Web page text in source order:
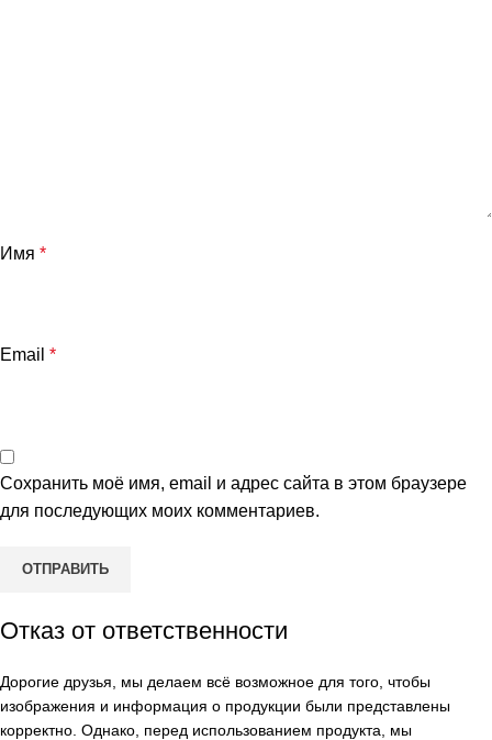
Имя *
Email *
Сохранить моё имя, email и адрес сайта в этом браузере
для последующих моих комментариев.
Отказ от ответственности
Дорогие друзья, мы делаем всё возможное для того, чтобы
изображения и информация о продукции были представлены
корректно. Однако, перед использованием продукта, мы